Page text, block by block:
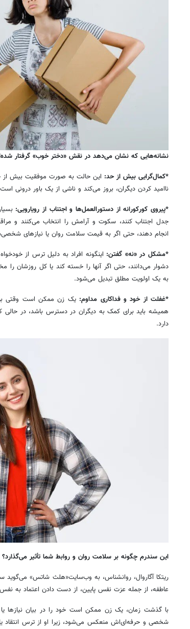
نشانه‌هایی که نشان می‌دهد در نقش «دختر خوب» گرفتار
*کمال‌گرایی بیش از حد: این حالت به صورت موفقیت بیش از
ناامید کردن دیگران، بروز می‌کند و ناشی از یک باور
*پیروی کورکورانه از دستورالعمل‌ها و اجتناب از رویارویی:
جدل اجتناب کنند، سکوت و آرامش را انتخاب می‌کنند و
انجام دهند، حتی اگر به قیمت سلامت روان یا نیازهای
*مشکل در «نه» گفتن: اینگونه افراد به دلیل ترس از
دشوار می‌دانند، حتی اگر آنها را خسته کند یا کل روزشان
به یک اولویت مطلق تبدیل می‌شود.
*غفلت از خود و فداکاری مداوم:یک زن ممکن است وقتی
همیشه باید برای کمک به دیگران در دسترس باشد، در
دارد.
این سندرم چگونه بر سلامت روان و روابط شما تأثیر می‌گذارد؟
ریتکا آگاروال، روانشناس، به وب‌سایت«هلث شاتس» می‌گوید
عاطفه، از جمله عزت نفس پایین، از دست دادن اعتماد به
با گذشت زمان، یک زن ممکن است خود را در بیان نیازها
شخصی و حرفه‌ای‌اش منعکس می‌شود، زیرا او از ترس انتقاد